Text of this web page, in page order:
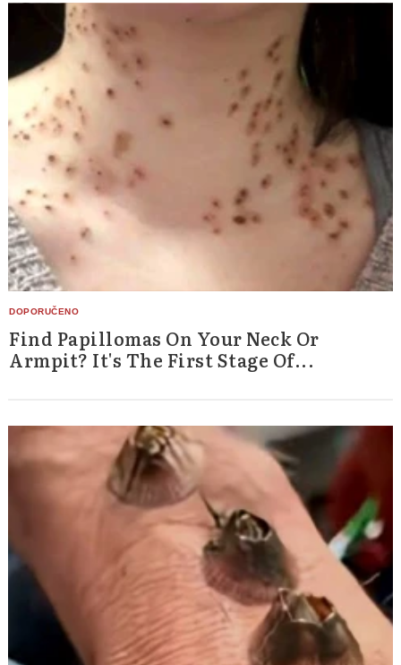
Find Papillomas On Your Neck Or
Armpit? It's The First Stage Of...